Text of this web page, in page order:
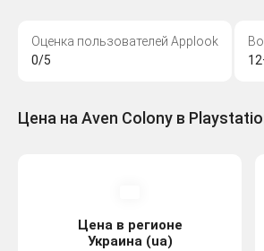
Оценка пользователей Applook
0/5
Цена на Aven Colony в
Цена в регионе
Украина (ua)